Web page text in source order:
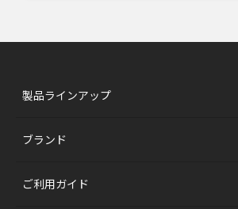
製品ラインアップ
ブランド
ご利用ガイド